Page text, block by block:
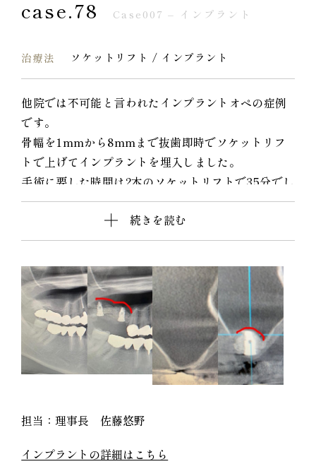
case.78 Case007 – インプラント
治療法 ソケットリフト / インプラント
他院では不可能と言われたインプラントオペの症例
です。
骨幅を1mmから8mmまで抜歯即時でソケットリフ
トで上げてインプラントを埋入しました。
手術に要した時間は2本のソケットリフトで35分でし
た。
続きを読む
担当：理事長 佐藤悠野
インプラントの詳細はこちら